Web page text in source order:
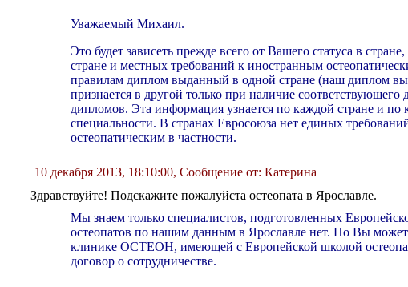
Уважаемый Михаил.
Это будет зависеть прежде всего от Вашего статуса в
стране и местных требований к иностранным
правилам диплом выданный в одной стране (наш диплом
признается в другой только при наличие соответствующего
дипломов. Эта информация узнается по каждой стране и по
специальности. В странах Евросоюза нет единых
остеопатическим в частности.
10 декабря 2013, 18:10:00, Сообщение от: Катерина
Здравствуйте! Подскажите пожалуйста остеопата в Ярославле.
Мы знаем только специалистов, подготовленных
остеопатов по нашим данным в Ярославле нет. Но Вы
клинике ОСТЕОН, имеющей с Европейской школой
договор о сотрудничестве.